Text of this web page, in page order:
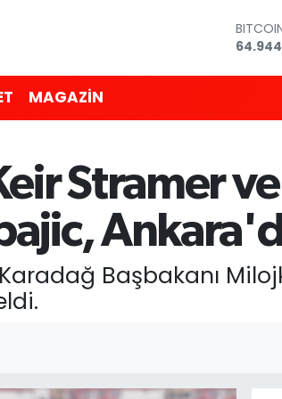
DOLAR
64,4811
BİST100
13.779
MAGAZİN
Stramer
Başbakanı